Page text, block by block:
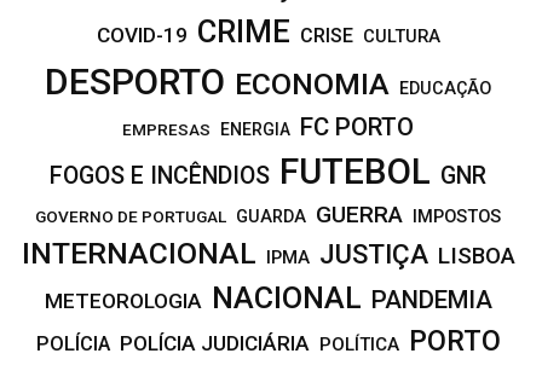
COVID-19 CRIME CRISE CULTURA
DESPORTO ECONOMIA EDUCAÇÃO
EMPRESAS ENERGIA FC PORTO
FOGOS E INCÊNDIOS FUTEBOL GNR
GOVERNO DE PORTUGAL GUARDA GUERRA IMPOSTOS
INTERNACIONAL IPMA JUSTIÇA LISBOA
METEOROLOGIA NACIONAL PANDEMIA
POLÍCIA POLÍCIA JUDICIÁRIA POLÍTICA PORTO